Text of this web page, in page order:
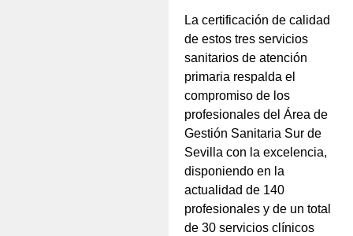
La certificación de calidad
de estos tres servicios
sanitarios de atención
primaria respalda el
compromiso de los
profesionales del Área de
Gestión Sanitaria Sur de
Sevilla con la excelencia,
disponiendo en la
actualidad de 140
profesionales y de un total
de 30 servicios clínicos